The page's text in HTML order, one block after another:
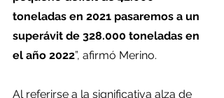
toneladas en 2021 pasaremos a un
superávit de 328.000 toneladas en
el año 2022”, afirmó Merino.
Al referirse a la significativa alza de